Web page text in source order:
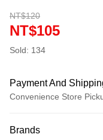
NT$120
NT$105
Sold: 134
Payment And
Convenience Store
Credit Card (Full
Brands